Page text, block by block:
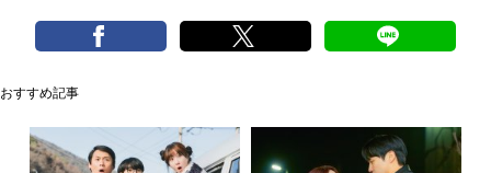
おすすめ記事